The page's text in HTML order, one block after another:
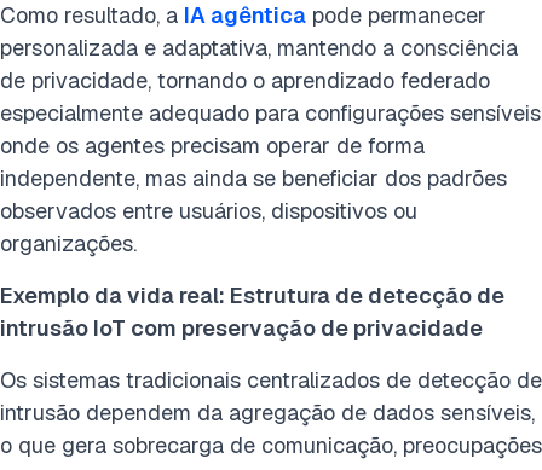
Como resultado, a IA agêntica pode permanecer
personalizada e adaptativa, mantendo a consciência
de privacidade, tornando o aprendizado federado
especialmente adequado para configurações sensíveis
onde os agentes precisam operar de forma
independente, mas ainda se beneficiar dos padrões
observados entre usuários, dispositivos ou
organizações.
Exemplo da vida real: Estrutura de detecção de
intrusão IoT com preservação de privacidade
Os sistemas tradicionais centralizados de detecção de
intrusão dependem da agregação de dados sensíveis,
o que gera sobrecarga de comunicação, preocupações